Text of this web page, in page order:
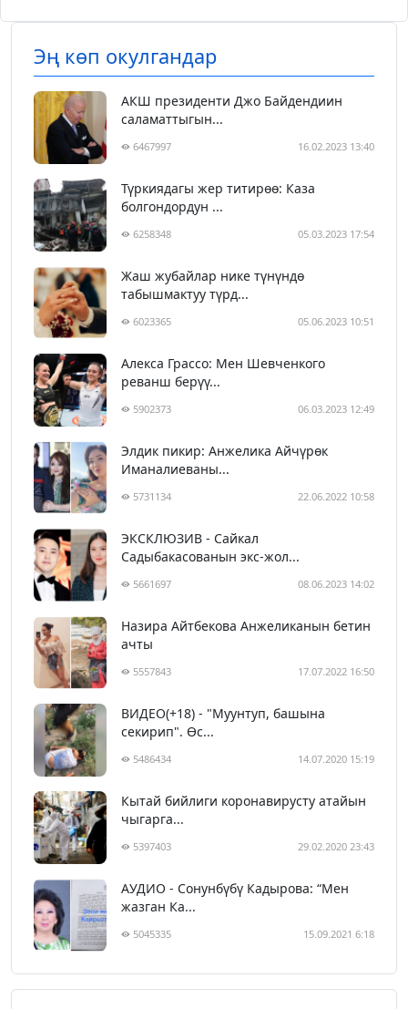
Эң көп окулгандар
АКШ президенти Джо Байдендиин
саламаттыгын...
6467997 16.02.2023 13:40
Түркиядагы жер титирөө: Каза
болгондордун ...
6258348 05.03.2023 17:54
Жаш жубайлар нике түнүндө
табышмактуу түрд...
6023365 05.06.2023 10:51
Алекса Грассо: Мен Шевченкого
реванш берүү...
5902373 06.03.2023 12:49
Элдик пикир: Анжелика Айчүрөк
Иманалиеваны...
5731134 22.06.2022 10:58
ЭКСКЛЮЗИВ - Сайкал
Садыбакасованын экс-жол...
5661697 08.06.2023 14:02
Назира Айтбекова Анжеликанын бетин
ачты
5557843 17.07.2022 16:50
ВИДЕО(+18) - "Муунтуп, башына
секирип". Өс...
5486434 14.07.2020 15:19
Кытай бийлиги коронавирусту атайын
чыгарга...
5397403 29.02.2020 23:43
АУДИО - Сонунбүбү Кадырова: “Мен
жазган Ка...
5045335 15.09.2021 6:18